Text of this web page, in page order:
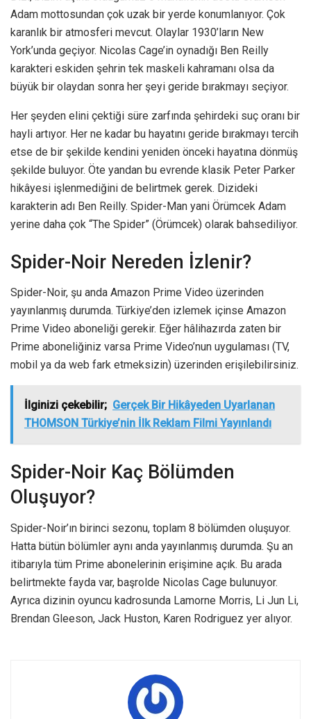
Adam mottosundan çok uzak bir yerde konumlanıyor. Çok
karanlık bir atmosferi mevcut. Olaylar 1930’ların New
York’unda geçiyor. Nicolas Cage’in oynadığı Ben Reilly
karakteri eskiden şehrin tek maskeli kahramanı olsa da
büyük bir olaydan sonra her şeyi geride bırakmayı seçiyor.
Her şeyden elini çektiği süre zarfında şehirdeki suç oranı bir
hayli artıyor. Her ne kadar bu hayatını geride bırakmayı tercih
etse de bir şekilde kendini yeniden önceki hayatına dönmüş
şekilde buluyor. Öte yandan bu evrende klasik Peter Parker
hikâyesi işlenmediğini de belirtmek gerek. Dizideki
karakterin adı Ben Reilly. Spider-Man yani Örümcek Adam
yerine daha çok “The Spider” (Örümcek) olarak bahsediliyor.
Spider-Noir Nereden İzlenir?
Spider-Noir, şu anda Amazon Prime Video üzerinden
yayınlanmış durumda. Türkiye’den izlemek içinse Amazon
Prime Video aboneliği gerekir. Eğer hâlihazırda zaten bir
Prime aboneliğiniz varsa Prime Video’nun uygulaması (TV,
mobil ya da web fark etmeksizin) üzerinden erişilebilirsiniz.
İlginizi çekebilir; Gerçek Bir Hikâyeden Uyarlanan
THOMSON Türkiye’nin İlk Reklam Filmi Yayınlandı
Spider-Noir Kaç Bölümden
Oluşuyor?
Spider-Noir’ın birinci sezonu, toplam 8 bölümden oluşuyor.
Hatta bütün bölümler aynı anda yayınlanmış durumda. Şu an
itibarıyla tüm Prime abonelerinin erişimine açık. Bu arada
belirtmekte fayda var, başrolde Nicolas Cage bulunuyor.
Ayrıca dizinin oyuncu kadrosunda Lamorne Morris, Li Jun Li,
Brendan Gleeson, Jack Huston, Karen Rodriguez yer alıyor.